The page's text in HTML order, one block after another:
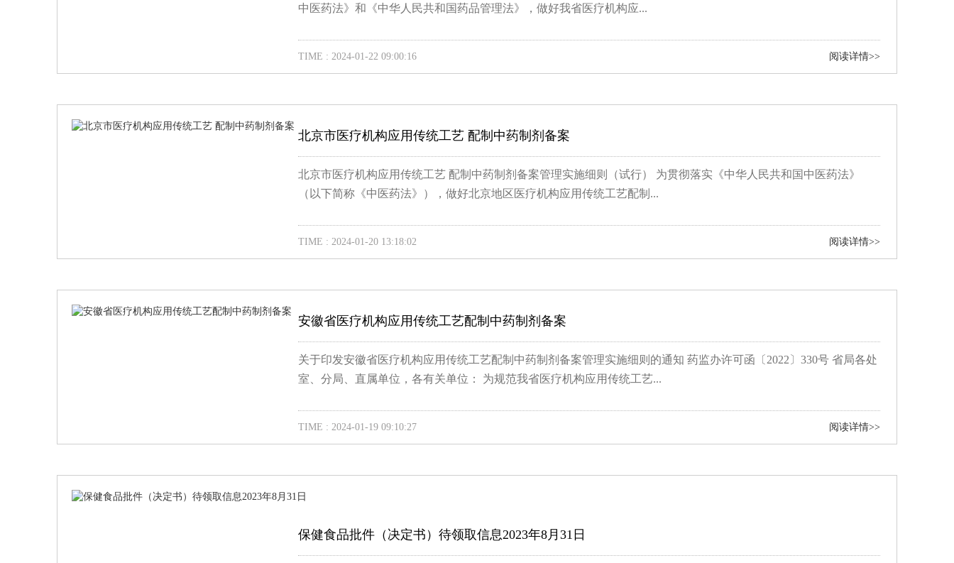
中医药法》和《中华人民共和国药品管理法》，做好我省医疗机构应...
TIME : 2024-01-22 09:00:16 阅读详情>>
北京市医疗机构应用传统工艺 配制中药制剂备案
北京市医疗机构应用传统工艺 配制中药制剂备案管理实施细则（试行） 为贯彻落实《中华人民共和国中医药法》
（以下简称《中医药法》），做好北京地区医疗机构应用传统工艺配制...
TIME : 2024-01-20 13:18:02 阅读详情>>
安徽省医疗机构应用传统工艺配制中药制剂备案
关于印发安徽省医疗机构应用传统工艺配制中药制剂备案管理实施细则的通知 药监办许可函〔2022〕330号 省局各处
室、分局、直属单位，各有关单位： 为规范我省医疗机构应用传统工艺...
TIME : 2024-01-19 09:10:27 阅读详情>>
保健食品批件（决定书）待领取信息2023年8月31日